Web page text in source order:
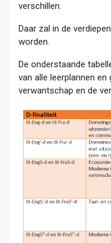
verschillen.
Daar zal in de
worden.
De onderstaande
van alle leerplannen en
verwantschap en de